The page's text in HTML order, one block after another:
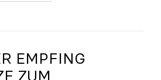
EMPFING
ZUM